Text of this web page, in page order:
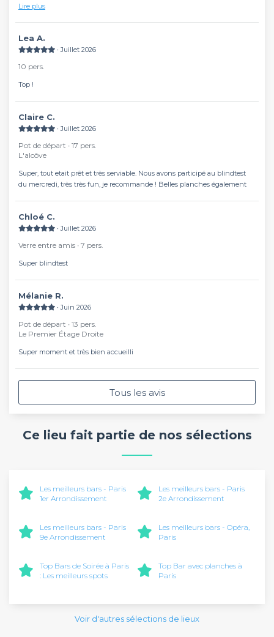
Cadre très sympa pour passer un bon moment entre amis. Possibilité de
des serviettes en papier
Lire plus
Lea A.
∙ Juillet 2026
10 pers.
Top !
Claire C.
∙ Juillet 2026
Pot de départ ∙ 17 pers.
L'alcôve
Super, tout etait prêt et très serviable. Nous avons participé au blindtest
du mercredi, très très fun, je recommande ! Belles planches également
Chloé C.
∙ Juillet 2026
Verre entre amis ∙ 7 pers.
Super blindtest
Mélanie R.
∙ Juin 2026
Pot de départ ∙ 13 pers.
Le Premier Étage Droite
Super moment et très bien accueilli
Tous les avis
Ce lieu fait partie de nos sélections
Les meilleurs bars - Paris
1er Arrondissement
Les meilleurs bars - Paris
2e Arrondissement
Les meilleurs bars - Paris
9e Arrondissement
Les meilleurs bars - Opéra,
Paris
Top Bars de Soirée à Paris
: Les meilleurs spots
Top Bar avec planches à
Paris
Voir d'autres sélections de lieux